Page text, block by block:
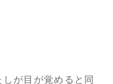
が目が覚めると同